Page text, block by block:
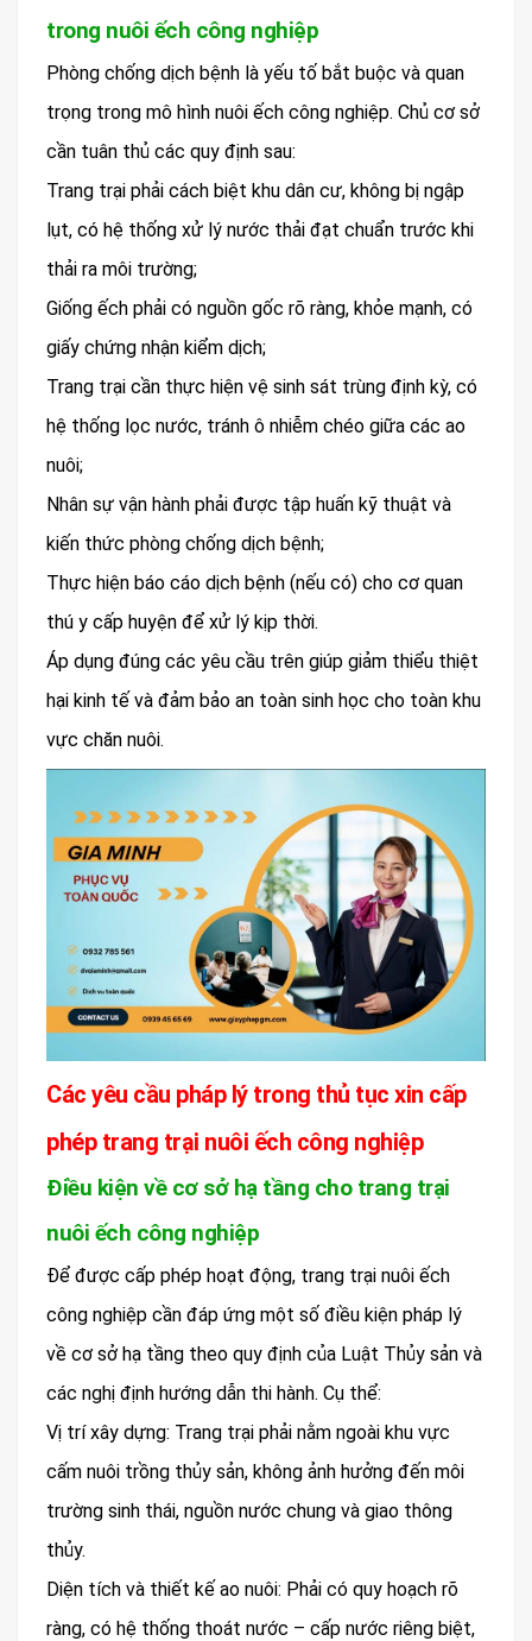
trong nuôi ếch công nghiệp
Phòng chống dịch bệnh là yếu tố bắt buộc và quan
trọng trong mô hình nuôi ếch công nghiệp. Chủ cơ sở
cần tuân thủ các quy định sau:
Trang trại phải cách biệt khu dân cư, không bị ngập
lụt, có hệ thống xử lý nước thải đạt chuẩn trước khi
thải ra môi trường;
Giống ếch phải có nguồn gốc rõ ràng, khỏe mạnh, có
giấy chứng nhận kiểm dịch;
Trang trại cần thực hiện vệ sinh sát trùng định kỳ, có
hệ thống lọc nước, tránh ô nhiễm chéo giữa các ao
nuôi;
Nhân sự vận hành phải được tập huấn kỹ thuật và
kiến thức phòng chống dịch bệnh;
Thực hiện báo cáo dịch bệnh (nếu có) cho cơ quan
thú y cấp huyện để xử lý kịp thời.
Áp dụng đúng các yêu cầu trên giúp giảm thiểu thiệt
hại kinh tế và đảm bảo an toàn sinh học cho toàn khu
vực chăn nuôi.
Các yêu cầu pháp lý trong thủ tục xin cấp
phép trang trại nuôi ếch công nghiệp
Điều kiện về cơ sở hạ tầng cho trang trại
nuôi ếch công nghiệp
Để được cấp phép hoạt động, trang trại nuôi ếch
công nghiệp cần đáp ứng một số điều kiện pháp lý
về cơ sở hạ tầng theo quy định của Luật Thủy sản và
các nghị định hướng dẫn thi hành. Cụ thể:
Vị trí xây dựng: Trang trại phải nằm ngoài khu vực
cấm nuôi trồng thủy sản, không ảnh hưởng đến môi
trường sinh thái, nguồn nước chung và giao thông
thủy.
Diện tích và thiết kế ao nuôi: Phải có quy hoạch rõ
ràng, có hệ thống thoát nước – cấp nước riêng biệt,